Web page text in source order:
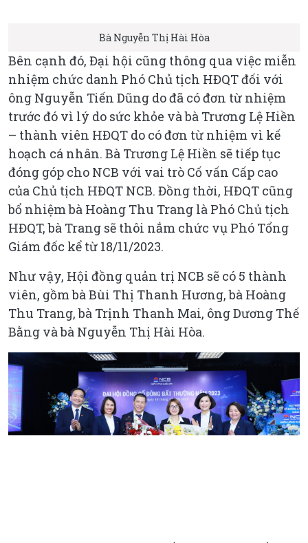
Bà Nguyễn Thị Hài Hòa
Bên cạnh đó, Đại hội cũng thông qua việc miễn
nhiệm chức danh Phó Chủ tịch HĐQT đối với
ông Nguyễn Tiến Dũng do đã có đơn từ nhiệm
trước đó vì lý do sức khỏe và bà Trương Lệ Hiền
– thành viên HĐQT do có đơn từ nhiệm vì kế
hoạch cá nhân. Bà Trương Lệ Hiền sẽ tiếp tục
đóng góp cho NCB với vai trò Cố vấn Cấp cao
của Chủ tịch HĐQT NCB. Đồng thời, HĐQT cũng
bổ nhiệm bà Hoàng Thu Trang là Phó Chủ tịch
HĐQT, bà Trang sẽ thôi nắm chức vụ Phó Tổng
Giám đốc kể từ 18/11/2023.
Như vậy, Hội đồng quản trị NCB sẽ có 5 thành
viên, gồm bà Bùi Thị Thanh Hương, bà Hoàng
Thu Trang, bà Trịnh Thanh Mai, ông Dương Thế
Bằng và bà Nguyễn Thị Hài Hòa.